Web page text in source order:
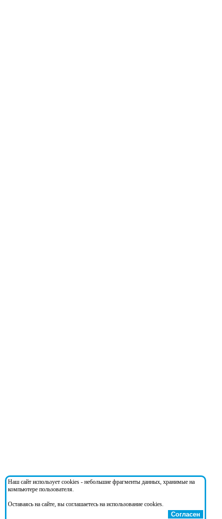
Наш сайт использует cookies - небольшие фрагменты данных, хранимые на
компьютере пользователя.
Оставаясь на сайте, вы соглашаетесь на использование cookies.
Согласен